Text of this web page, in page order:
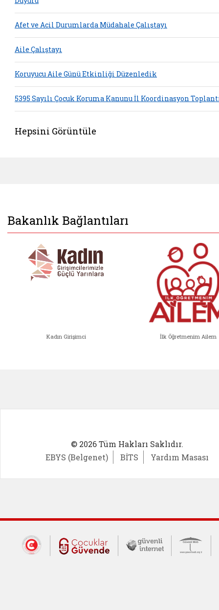
Afet ve Acil Durumlarda Müdahale Çalıştayı
Aile Çalıştayı
Koruyucu Aile Günü Etkinliği Düzenledik
5395 Sayılı Çocuk Koruma Kanunu İl Koordinasyon
Hepsini Görüntüle
Bakanlık Bağlantıları
Kadın Girişimci İlk Öğretmenim Ailem
© 2026 Tüm Hakları Saklıdır.
EBYS (Belgenet)
BİTS Yardım Masası
Dış Bağlantılar
Cumhurbaşkanlığı İletişim Merkezi
Çocuklar Güvende (yeni
Güvenli